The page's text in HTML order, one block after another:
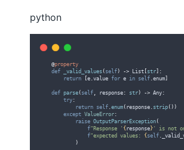
python
@property
def
_valid_values ( self ) -> List str ]:
return
e value for e in self enum
def parse ( self response : str ) -> Any :
try :
return self enum ( response strip ())
except ValueError :
raise OutputParserException (
f"Response ' { response } ' is not
f"expected values: { self
)